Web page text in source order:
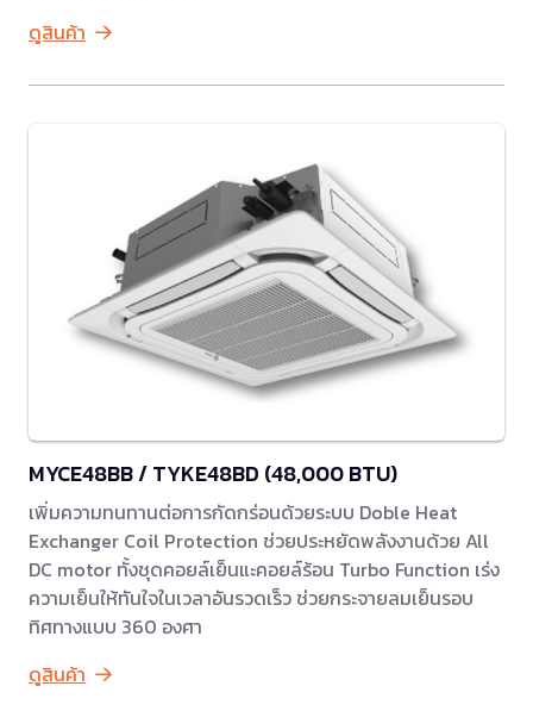
ดูสินค้า
MYCE48BB / TYKE48BD (48,000 BTU)
เพิ่มความทนทานต่อการกัดกร่อนด้วยระบบ Doble Heat
Exchanger Coil Protection ช่วยประหยัดพลังงานด้วย All
DC motor ทั้งชุดคอยล์เย็นแะคอยล์ร้อน Turbo Function เร่ง
ความเย็นให้ทันใจในเวลาอันรวดเร็ว ช่วยกระจายลมเย็นรอบ
ทิศทางแบบ 360 องศา
ดูสินค้า